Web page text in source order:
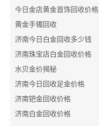
今日金店黄金首饰回收价格
黄金手镯回收
济南今日白金回收多少钱
济南珠宝店白金回收价格
水贝金价揭秘
济南今日回收足金价格
济南钯金回收价格
济南白金回收价格